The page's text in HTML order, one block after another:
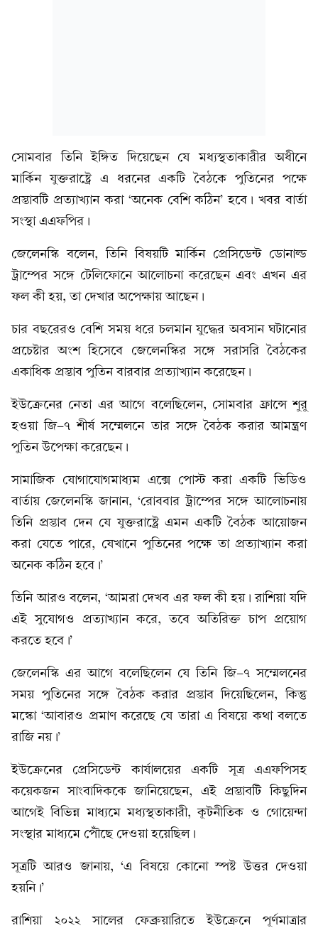
সোমবার তিনি ইঙ্গিত দিয়েছেন যে মধ্যস্থতাকারীর অধীনে
মার্কিন যুক্তরাষ্ট্রে এ ধরনের একটি বৈঠকে পুতিনের পক্ষে
প্রস্তাবটি প্রত্যাখ্যান করা ‘অনেক বেশি কঠিন’ হবে। খবর বার্তা
সংস্থা এএফপির।
জেলেনস্কি বলেন, তিনি বিষয়টি মার্কিন প্রেসিডেন্ট ডোনাল্ড
ট্রাম্পের সঙ্গে টেলিফোনে আলোচনা করেছেন এবং এখন এর
ফল কী হয়, তা দেখার অপেক্ষায় আছেন।
চার বছরেরও বেশি সময় ধরে চলমান যুদ্ধের অবসান ঘটানোর
প্রচেষ্টার অংশ হিসেবে জেলেনস্কির সঙ্গে সরাসরি বৈঠকের
একাধিক প্রস্তাব পুতিন বারবার প্রত্যাখ্যান করেছেন।
ইউক্রেনের নেতা এর আগে বলেছিলেন, সোমবার ফ্রান্সে শুরু
হওয়া জি-৭ শীর্ষ সম্মেলনে তার সঙ্গে বৈঠক করার আমন্ত্রণ
পুতিন উপেক্ষা করেছেন।
সামাজিক যোগাযোগমাধ্যম এক্সে পোস্ট করা একটি ভিডিও
বার্তায় জেলেনস্কি জানান, ‘রোববার ট্রাম্পের সঙ্গে আলোচনায়
তিনি প্রস্তাব দেন যে যুক্তরাষ্ট্রে এমন একটি বৈঠক আয়োজন
করা যেতে পারে, যেখানে পুতিনের পক্ষে তা প্রত্যাখ্যান করা
অনেক কঠিন হবে।’
তিনি আরও বলেন, ‘আমরা দেখব এর ফল কী হয়। রাশিয়া যদি
এই সুযোগও প্রত্যাখ্যান করে, তবে অতিরিক্ত চাপ প্রয়োগ
করতে হবে।’
জেলেনস্কি এর আগে বলেছিলেন যে তিনি জি-৭ সম্মেলনের
সময় পুতিনের সঙ্গে বৈঠক করার প্রস্তাব দিয়েছিলেন, কিন্তু
মস্কো ‘আবারও প্রমাণ করেছে যে তারা এ বিষয়ে কথা বলতে
রাজি নয়।’
ইউক্রেনের প্রেসিডেন্ট কার্যালয়ের একটি সূত্র এএফপিসহ
কয়েকজন সাংবাদিককে জানিয়েছেন, এই প্রস্তাবটি কিছুদিন
আগেই বিভিন্ন মাধ্যমে মধ্যস্থতাকারী, কূটনীতিক ও গোয়েন্দা
সংস্থার মাধ্যমে পৌঁছে দেওয়া হয়েছিল।
সূত্রটি আরও জানায়, ‘এ বিষয়ে কোনো স্পষ্ট উত্তর দেওয়া
হয়নি।’
রাশিয়া ২০২২ সালের ফেব্রুয়ারিতে ইউক্রেনে পূর্ণমাত্রার